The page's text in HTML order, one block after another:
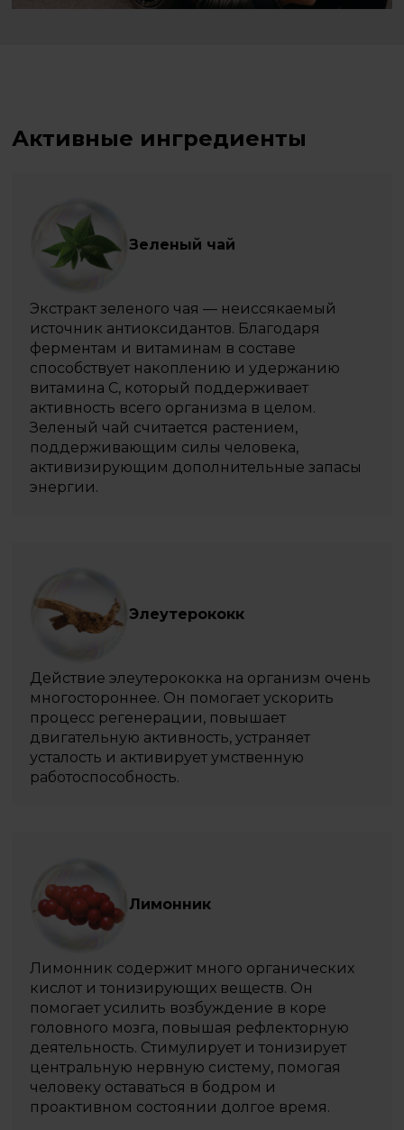
Активные ингредиенты
Зеленый чай
Экстракт зеленого чая — неиссякаемый
источник антиоксидантов. Благодаря
ферментам и витаминам в составе
способствует накоплению и удержанию
витамина С, который поддерживает
активность всего организма в целом.
Зеленый чай считается растением,
поддерживающим силы человека,
активизирующим дополнительные запасы
энергии.
Элеутерококк
Действие элеутерококка на организм очень
многостороннее. Он помогает ускорить
процесс регенерации, повышает
двигательную активность, устраняет
усталость и активирует умственную
работоспособность.
Лимонник
Лимонник содержит много органических
кислот и тонизирующих веществ. Он
помогает усилить возбуждение в коре
головного мозга, повышая рефлекторную
деятельность. Стимулирует и тонизирует
центральную нервную систему, помогая
человеку оставаться в бодром и
проактивном состоянии долгое время.